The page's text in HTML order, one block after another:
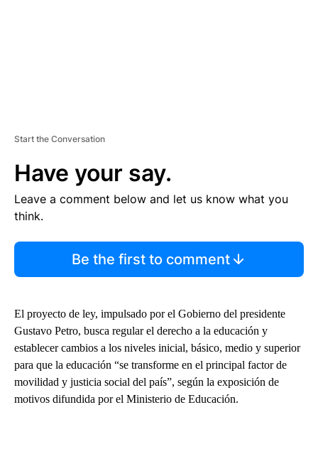
Start the Conversation
Have your say.
Leave a comment below and let us know what you
think.
Be the first to comment
El proyecto de ley, impulsado por el Gobierno del presidente
Gustavo Petro, busca regular el derecho a la educación y
establecer cambios a los niveles inicial, básico, medio y superior
para que la educación “se transforme en el principal factor de
movilidad y justicia social del país”, según la exposición de
motivos difundida por el Ministerio de Educación.